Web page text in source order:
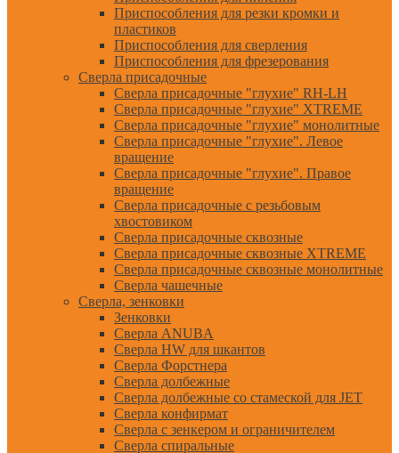
Приспособления для резки кромки и
пластиков
Приспособления для сверления
Приспособления для фрезерования
Сверла присадочные
Сверла присадочные "глухие" RH-LH
Сверла присадочные "глухие" XTREME
Сверла присадочные "глухие" монолитные
Сверла присадочные "глухие". Левое
вращение
Сверла присадочные "глухие". Правое
вращение
Сверла присадочные с резьбовым
хвостовиком
Сверла присадочные сквозные
Сверла присадочные сквозные XTREME
Сверла присадочные сквозные монолитные
Сверла чашечные
Сверла, зенковки
Зенковки
Сверла ANUBA
Сверла HW для шкантов
Сверла Форстнера
Сверла долбежные
Сверла долбежные со стамеской для JET
Сверла конфирмат
Сверла с зенкером и ограничителем
Сверла спиральные